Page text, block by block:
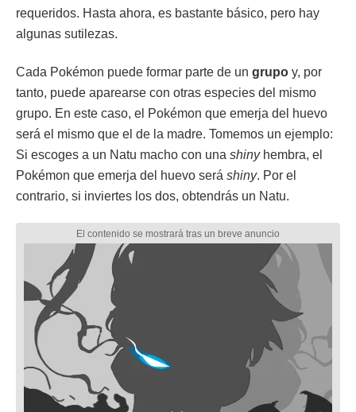
requeridos. Hasta ahora, es bastante básico, pero hay
algunas sutilezas.
Cada Pokémon puede formar parte de un grupo y, por
tanto, puede aparearse con otras especies del mismo
grupo. En este caso, el Pokémon que emerja del huevo
será el mismo que el de la madre. Tomemos un ejemplo:
Si escoges a un Natu macho con una shiny hembra, el
Pokémon que emerja del huevo será shiny. Por el
contrario, si inviertes los dos, obtendrás un Natu.